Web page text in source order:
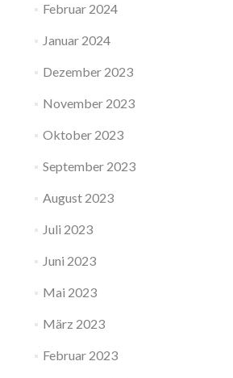
Februar 2024
Januar 2024
Dezember 2023
November 2023
Oktober 2023
September 2023
August 2023
Juli 2023
Juni 2023
Mai 2023
März 2023
Februar 2023